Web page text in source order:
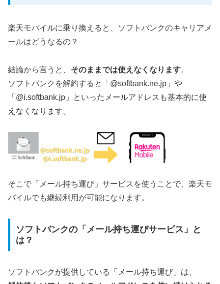
楽天モバイルに乗り換えると、ソフトバンクのキャリアメ
ールはどうなるの？
結論から言うと、 そのままでは使えなくなります。
ソフトバンクを解約すると「@softbank.ne.jp」や
「@i.softbank.jp」といったメールアドレスも基本的に使
えなくなります。
そこで「メール持ち運び」サービスを使うことで、楽天モ
バイルでも継続利用が可能になります。
ソフトバンクの「メール持ち運びサービス」と
は？
ソフトバンクが提供している「メール持ち運び」は、